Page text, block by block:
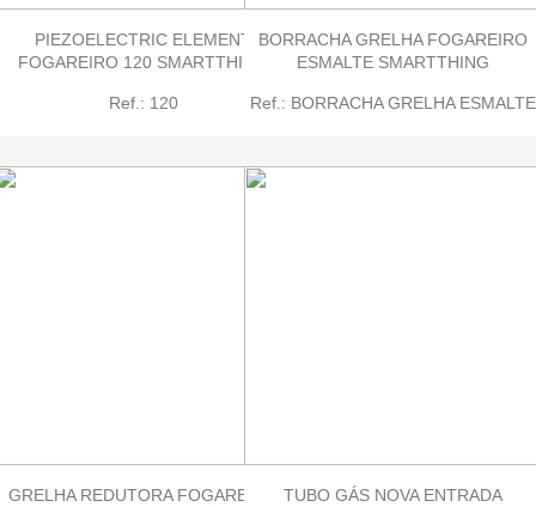
PIEZOELECTRIC ELEMENT
FOGAREIRO 120 SMARTTHING
Ref.: 120
BORRACHA GRELHA FOGAREIRO
ESMALTE SMARTTHING
Ref.: BORRACHA GRELHA ESMALTE
GRELHA REDUTORA FOGAREIRO
TUBO GÁS NOVA ENTRADA